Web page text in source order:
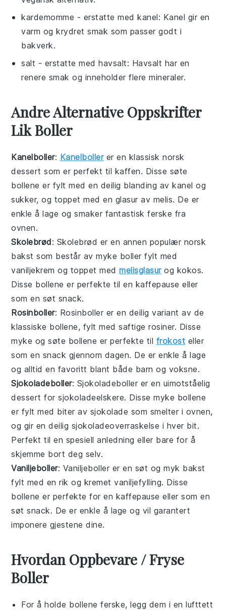
kardemomme - erstatte medkanel: Kanel gir en
varm og krydret smak som passer godt i
bakverk.
salt - erstatte medhavsalt: Havsalt har en
renere smak og inneholder flere mineraler.
Andre Alternative Oppskrifter
Lik Boller
Kanelboller: Kanelbollerer en klassisk norsk
dessert som er perfekt til kaffen. Disse søte
bollene er fylt med en deilig blanding avkanel og
sukker, og toppet med en glasur av melis. De er
enkle å lage og smaker fantastisk ferske fra
ovnen.
Skolebrød: Skolebrød er en annen populær norsk
bakst som består av myke boller fylt med
vaniljekrem og toppet medmelisglasurog kokos.
Disse bollene er perfekte til en kaffepause eller
som en søt snack.
Rosinboller: Rosinboller er en deilig variant av de
klassiske bollene, fylt med saftigerosiner. Disse
myke og søte bollene er perfekte til frokost eller
som en snack gjennom dagen. De er enkle å lage
og alltid en favoritt blant både barn og voksne.
Sjokoladeboller: Sjokoladeboller er en uimotståelig
dessert for sjokoladeelskere. Disse myke bollene
er fylt med biter av sjokolade som smelter i ovnen,
og gir en deilig sjokoladeoverraskelse i hver bit.
Perfekt til en spesiell anledning eller bare for å
skjemme bort deg selv.
Vaniljeboller: Vaniljeboller er en søt og myk bakst
fylt med en rik og kremet vaniljefylling. Disse
bollene er perfekte for en kaffepause eller som en
søtsnack. De er enkle å lage og vil garantert
imponere gjestene dine.
Hvordan Oppbevare / Fryse
Boller
For å holde bollene ferske, legg dem i en lufttett